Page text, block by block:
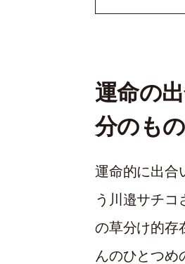
運命の
分のも
運命的に出合
う川邉サチコ
の草分け的存
んのひとつめ